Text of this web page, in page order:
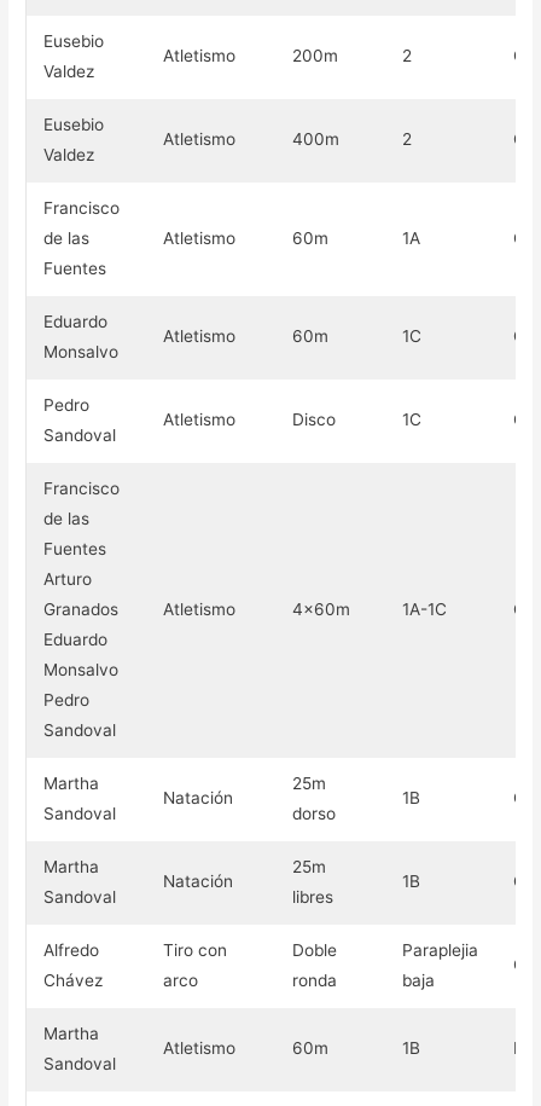
Eusebio
Valdez
Atletismo 200m 2 Oro
Eusebio
Valdez
Atletismo 400m 2 Oro
Francisco
de las
Fuentes
Atletismo 60m 1A Oro
Eduardo
Monsalvo
Atletismo 60m 1C Oro
Pedro
Sandoval
Atletismo Disco 1C Oro
Francisco
de las
Fuentes
Arturo
Granados
Eduardo
Monsalvo
Pedro
Sandoval
Atletismo 4×60m 1A-1C Oro
Martha
Sandoval
Natación
25m
dorso
1B Oro
Martha
Sandoval
Natación
25m
libres
1B Oro
Alfredo
Chávez
Tiro con
arco
Doble
ronda
Paraplejia
baja
Oro
Martha
Sandoval
Atletismo 60m 1B